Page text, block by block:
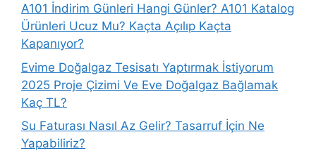
A101 İndirim Günleri Hangi Günler? A101 Katalog
Ürünleri Ucuz Mu? Kaçta Açılıp Kaçta
Kapanıyor?
Evime Doğalgaz Tesisatı Yaptırmak İstiyorum
2025 Proje Çizimi Ve Eve Doğalgaz Bağlamak
Kaç TL?
Su Faturası Nasıl Az Gelir? Tasarruf İçin Ne
Yapabiliriz?